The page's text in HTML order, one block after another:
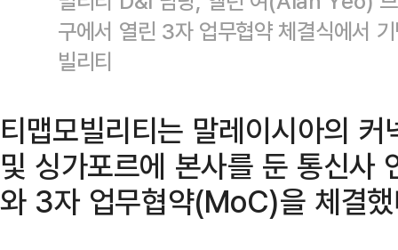
구에서 열린 3자 업무협약 체결식에서
빌리티
티맵모빌리티는 말레이시아의
및 싱가포르에 본사를 둔 통신사
와 3자 업무협약(MoC)을 체결